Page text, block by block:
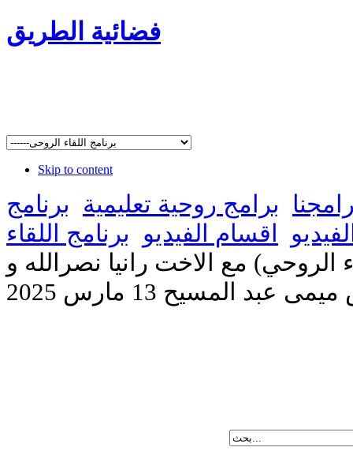
فضائية الطريق
Skip to content
برامج روحية تعليمية
برنامج
اقسام الفيديو
برنامج اللقاء
الروحي) مع الاخت رانيا نصرالله و
عبد المسيح 13 مارس 2025